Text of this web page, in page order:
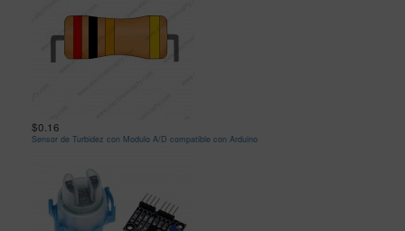
$0.16
Sensor de Turbidez con Modulo A/D compatible con Arduino